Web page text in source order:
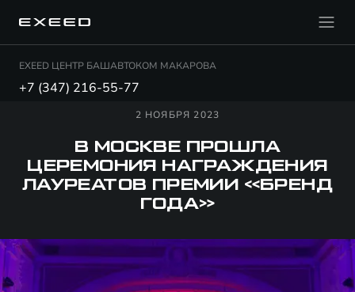
EXEED ЦЕНТР БАШАВТОКОМ МАКАРОВА
+7 (347) 216-55-77
2 НОЯБРЯ 2023
В МОСКВЕ ПРОШЛА
ЦЕРЕМОНИЯ НАГРАЖДЕНИЯ
ЛАУРЕАТОВ ПРЕМИИ «БРЕНД
ГОДА»